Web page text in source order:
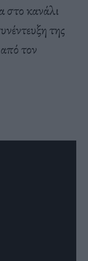
στο κανάλι
της
τον